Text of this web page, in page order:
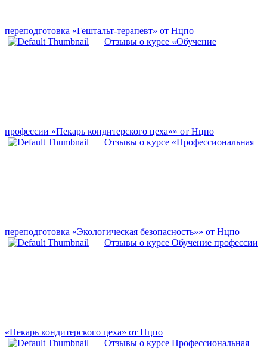
переподготовка «Гештальт-терапевт» от Нцпо
Отзывы о курсе «Обучение
профессии «Пекарь кондитерского цеха»» от Нцпо
Отзывы о курсе «Профессиональная
переподготовка «Экологическая безопасность»» от Нцпо
Отзывы о курсе Обучение профессии
«Пекарь кондитерского цеха» от Нцпо
Отзывы о курсе Профессиональная